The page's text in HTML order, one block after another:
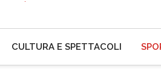
CULTURA E SPETTACOLI